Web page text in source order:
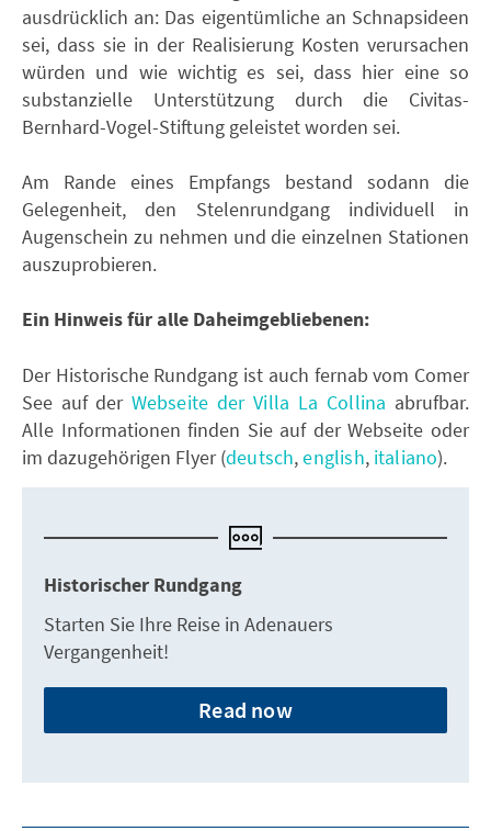
ausdrücklich an: Das eigentümliche an Schnapsideen
sei, dass sie in der Realisierung Kosten verursachen
würden und wie wichtig es sei, dass hier eine so
substanzielle Unterstützung durch die Civitas-
Bernhard-Vogel-Stiftung geleistet worden sei.
Am Rande eines Empfangs bestand sodann die
Gelegenheit, den Stelenrundgang individuell in
Augenschein zu nehmen und die einzelnen Stationen
auszuprobieren.
Ein Hinweis für alle Daheimgebliebenen:
Der Historische Rundgang ist auch fernab vom Comer
See auf der Webseite der Villa La Collina abrufbar.
Alle Informationen finden Sie auf der Webseite oder
im dazugehörigen Flyer (deutsch,english, italiano).
Historischer Rundgang
Starten Sie Ihre Reise in Adenauers
Vergangenheit!
Read now